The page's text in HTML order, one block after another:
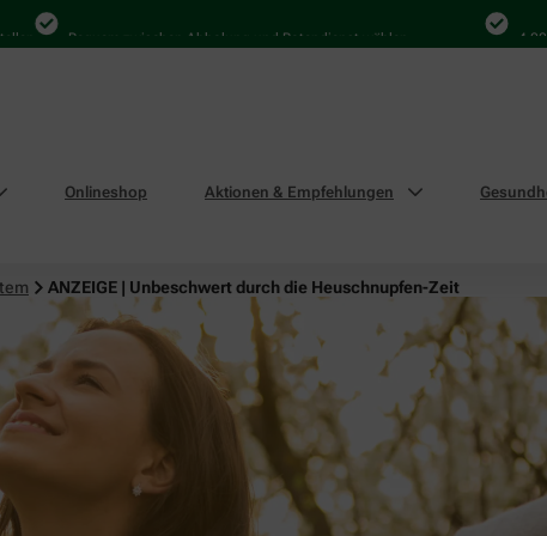
Bequem zwischen Abholung und Botendienst wählen 4.000 Mal
Onlineshop Aktionen & Empfehlungen
ANZEIGE | Unbeschwert durch die Heuschnupfen-Zeit